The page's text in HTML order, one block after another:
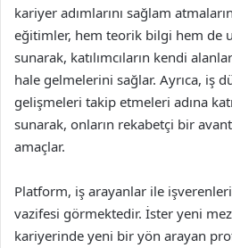
kariyer adımlarını sağlam
eğitimler, hem teorik bilgi hem de
sunarak, katılımcıların kendi
hale gelmelerini sağlar. Ayrıca, iş
gelişmeleri takip etmeleri adına
sunarak, onların rekabetçi bir
amaçlar.
Platform, iş arayanlar ile
vazifesi görmektedir. İster yeni
kariyerinde yeni bir yön arayan